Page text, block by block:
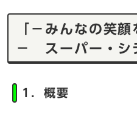
「－みんなの笑
－ スーパー・シ
1．概要